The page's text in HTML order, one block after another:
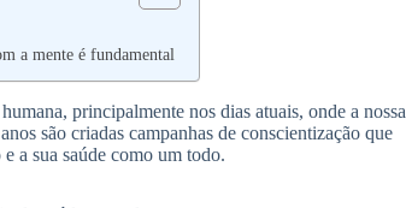
a mente é fundamental
principalmente nos dias atuais, onde a nossa
são criadas campanhas de conscientização que
a sua saúde como um todo.